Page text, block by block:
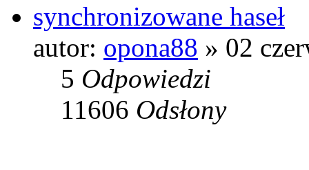
synchronizowane haseł
autor: opona88 » 02
5 Odpowiedzi
11606 Odsłony